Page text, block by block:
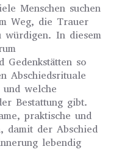
Menschen suchen
Weg, die Trauer
würdigen. In diesem
Gedenkstätten so
Abschiedsrituale
und welche
Bestattung gibt.
praktische und
damit der Abschied
lebendig